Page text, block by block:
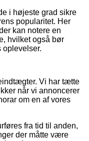
i højeste grad sikre
popularitet. Her
kan notere en
hvilket også bør
oplevelser.
Vi har tætte
når vi annoncerer
om en af vores
fra tid til anden,
der måtte være